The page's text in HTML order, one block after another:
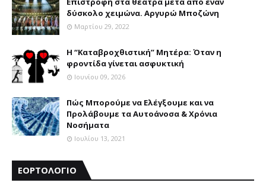
δύσκολο χειμώνα. Αργυρώ Μποζώνη
Μαρτίου 29, 2022
Η “Καταβροχθιστική” Mητέρα: Όταν η
φροντίδα γίνεται ασφυκτική
Ιουνίου 09, 2026
Πώς Μπορούμε να Ελέγξουμε και να
Προλάβουμε τα Αυτοάνοσα & Χρόνια
Νοσήματα
Ιουλίου 13, 2021
ΕΟΡΤΟΛΟΓΙΟ